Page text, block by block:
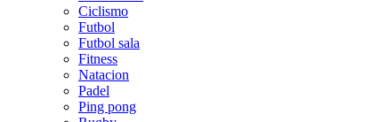
Ciclismo
Futbol
Futbol sala
Fitness
Natacion
Padel
Ping pong